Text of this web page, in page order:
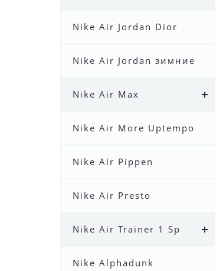
Nike Air Jordan Dior
Nike Air Jordan зимние
Nike Air Max
Nike Air More Uptempo
Nike Air Pippen
Nike Air Presto
Nike Air Trainer 1 Sp
Nike Alphadunk